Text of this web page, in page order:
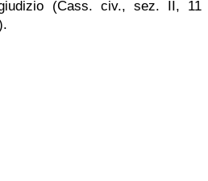
(Cass. civ., sez. II, 11